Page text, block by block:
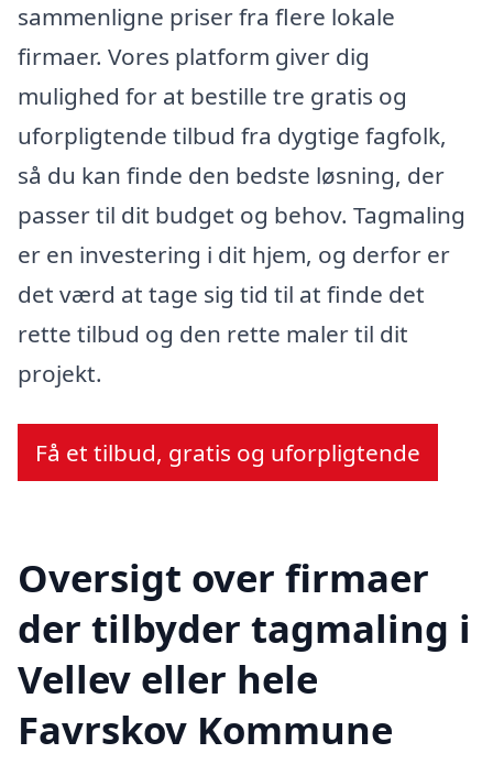
sammenligne priser fra flere lokale
firmaer. Vores platform giver dig
mulighed for at bestille tre gratis og
uforpligtende tilbud fra dygtige fagfolk,
så du kan finde den bedste løsning, der
passer til dit budget og behov. Tagmaling
er en investering i dit hjem, og derfor er
det værd at tage sig tid til at finde det
rette tilbud og den rette maler til dit
projekt.
Få et tilbud, gratis og uforpligtende
Oversigt over firmaer
der tilbyder tagmaling i
Vellev eller hele
Favrskov Kommune